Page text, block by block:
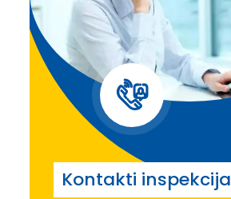
Kontakti inspekcija